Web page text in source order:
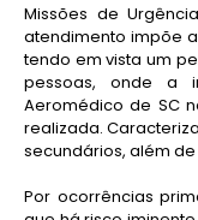
Missões de
atendimento impõe
tendo em vista um
pessoas, onde a
Aeromédico de SC
realizada.
secundários, além
Por ocorrências